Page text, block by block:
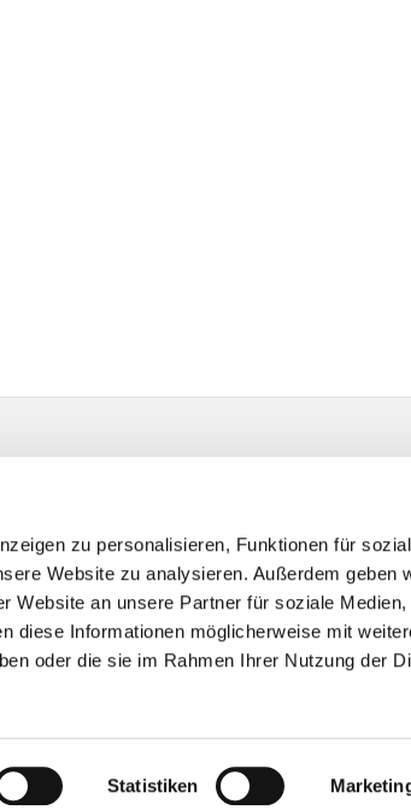
zu personalisieren, Funktionen für
Website zu analysieren. Außerdem geben
Website an unsere Partner für soziale Medien,
diese Informationen möglicherweise mit
oder die sie im Rahmen Ihrer Nutzung der
Statistiken